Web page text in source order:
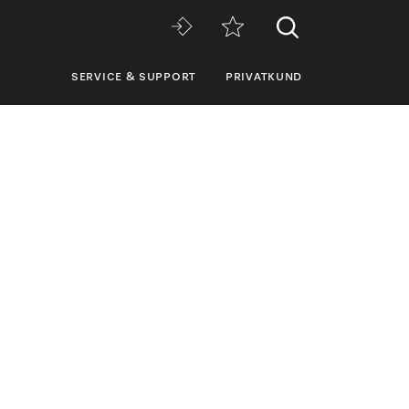
SERVICE & SUPPORT PRIVATKUND